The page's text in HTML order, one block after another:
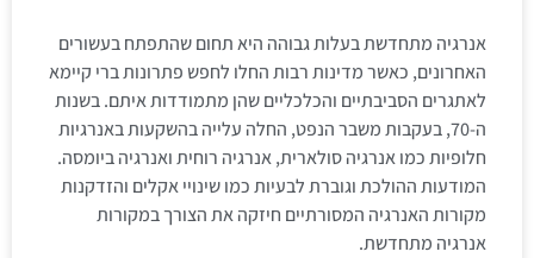
אנרגיה מתחדשת בעלות גבוהה היא תחום שהתפתח בעשורים
האחרונים, כאשר מדינות רבות החלו לחפש פתרונות ברי קיימא
לאתגרים הסביבתיים והכלכליים שהן מתמודדות איתם. בשנות
ה-70, בעקבות משבר הנפט, החלה עלייה בהשקעות באנרגיות
חלופיות כמו אנרגיה סולארית, אנרגיה רוחית ואנרגיה ביומסה.
המודעות ההולכת וגוברת לבעיות כמו שינויי אקלים והזדקנות
מקורות האנרגיה המסורתיים חיזקה את הצורך במקורות
אנרגיה מתחדשת.